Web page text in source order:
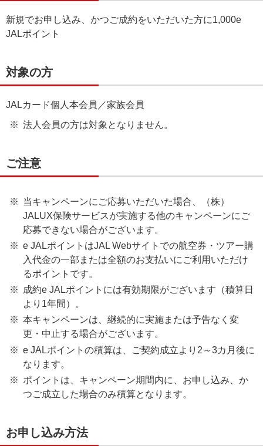
新規でお申し込み、かつご成約をいただいた方に1,000e
JALポイント
対象の方
JALカード個人本会員／家族会員
法人会員の方は対象となりません。
ご注意
当キャンペーンにご応募いただいた場合、（株）
JALUX保険サービスが実施する他のキャンペーンにご
応募できない場合がございます。
e JALポイントはJAL Webサイトでの航空券・ツアー購
入代金の一部または全額のお支払いにご利用いただけ
るポイントです。
成約e JALポイントには有効期限がございます（積算日
より1年間）。
本キャンペーンは、継続的に実施または予告なく変
更・中止する場合がございます。
e JALポイントの積算は、ご契約成立より2～3カ月後に
なります。
ポイントは、キャンペーン期間内に、お申し込み、か
つご成立した場合のみ積算となります。
お申し込み方法